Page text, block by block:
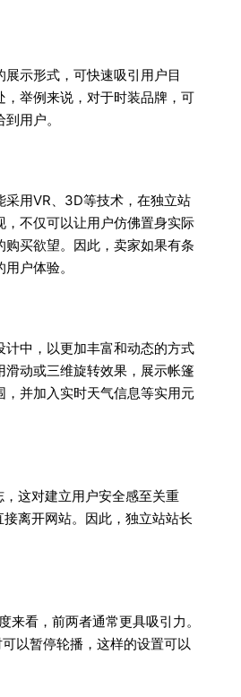
示形式，可快速吸引用户目
举例来说，对于时装品牌，可
用户。
用VR、3D等技术，在独立站
不仅可以让用户仿佛置身实际
买欲望。因此，卖家如果有条
户体验。
中，以更加丰富和动态的方式
动或三维旋转效果，展示帐篷
，并加入实时天气信息等实用元
这对建立用户安全感至关重
离开网站。因此，独立站站长
看，前两者通常更具吸引力。
以暂停轮播，这样的设置可以